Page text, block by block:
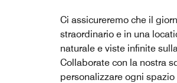
Ci assicureremo che il
straordinario e in una
naturale e viste infinite
Collaborate con la nostra
personalizzare ogni